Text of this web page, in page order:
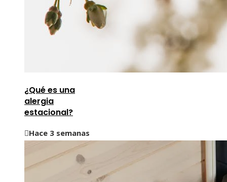
¿Qué es una
alergia
estacional?
Hace 3 semanas